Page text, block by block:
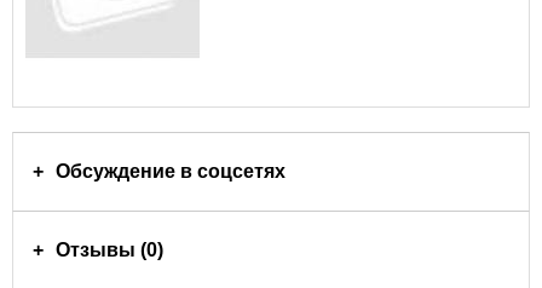
Обсуждение в соцсетях
Отзывы (0)